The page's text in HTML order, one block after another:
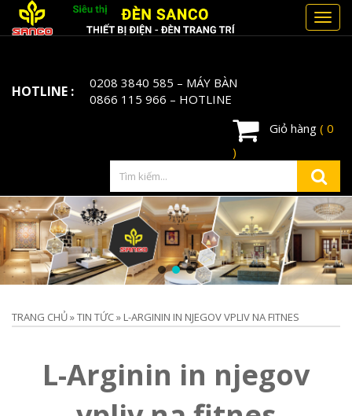
HOTLINE : 0208 3840 585 – MÁY BÀN
0866 115 966 – HOTLINE
Giỏ hàng ( 0
)
TRANG CHỦ»TIN TỨC» L-ARGININ IN NJEGOV VPLIV NA FITNES
L-Arginin in njegov